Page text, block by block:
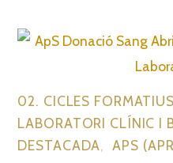
02. CICLES FORMATIUS
LABORATORI CLÍNIC I
DESTACADA, APS